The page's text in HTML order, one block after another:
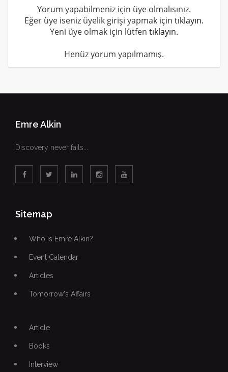
Yorum yapabilmeniz için üye olmalısınız.
Eğer üye iseniz üyelik girişi yapmak için tıklayın.
Yeni üye olmak için lütfen tıklayın.
Henüz yorum yapılmamış.
Emre Alkin
Discovery never fails...
Sitemap
Who is Emre Alkin?
Event Calendar
Articles
Tomorrow's Affairs
Article
Books
Interview